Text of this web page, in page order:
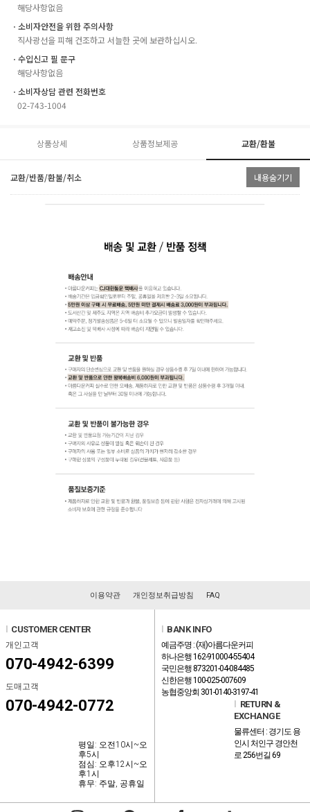
해당사항없음
ㆍ소비자안전을 위한 주의사항
직사광선을 피해 건조하고 서늘한 곳에 보관하십시오.
ㆍ수입신고 필 문구
해당사항없음
ㆍ소비자상담 관련 전화번호
02-743-1004
상품상세 상품정보제공 교환/환불
교환/반품/환불/취소 내용숨기기
이용약관 개인정보취급방침 FAQ
CUSTOMER CENTER
개인고객
070-4942-6399
도매고객
070-4942-0772
평일: 오전10시~오
후5시
점심: 오후12시~오
후1시
휴무: 주말, 공휴일
BANK INFO
예금주명 : (재)아름다운커피
하나은행 162-910004-55404
국민은행 873201-04-084485
신한은행 100-025-007609
농협중앙회 301-0140-3197-41
RETURN &
EXCHANGE
물류센터 : 경기도 용
인시 처인구 경안천
로 256번길 69